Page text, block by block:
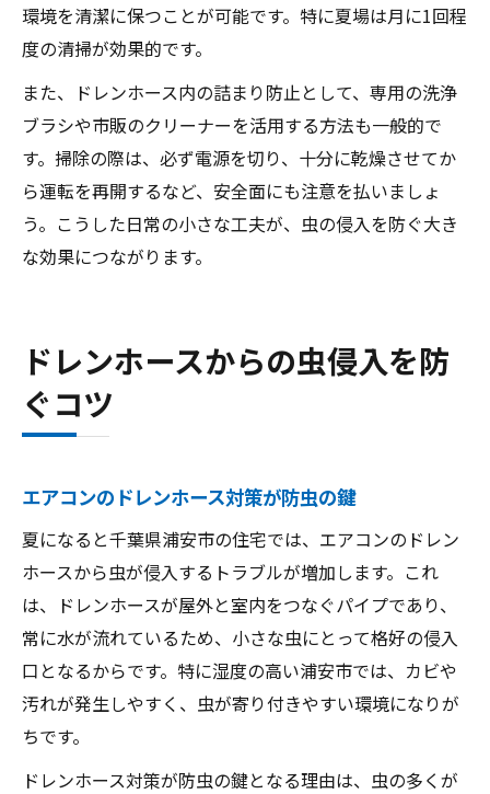
環境を清潔に保つことが可能です。特に夏場は月に1回程
度の清掃が効果的です。
また、ドレンホース内の詰まり防止として、専用の洗浄
ブラシや市販のクリーナーを活用する方法も一般的で
す。掃除の際は、必ず電源を切り、十分に乾燥させてか
ら運転を再開するなど、安全面にも注意を払いましょ
う。こうした日常の小さな工夫が、虫の侵入を防ぐ大き
な効果につながります。
ドレンホースからの虫侵入を防
ぐコツ
エアコンのドレンホース対策が防虫の鍵
夏になると千葉県浦安市の住宅では、エアコンのドレン
ホースから虫が侵入するトラブルが増加します。これ
は、ドレンホースが屋外と室内をつなぐパイプであり、
常に水が流れているため、小さな虫にとって格好の侵入
口となるからです。特に湿度の高い浦安市では、カビや
汚れが発生しやすく、虫が寄り付きやすい環境になりが
ちです。
ドレンホース対策が防虫の鍵となる理由は、虫の多くが